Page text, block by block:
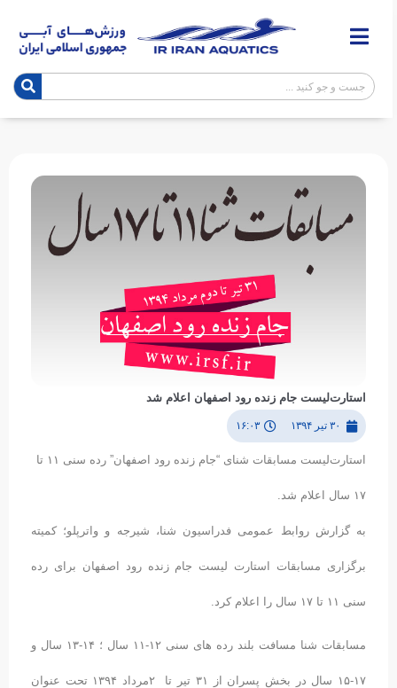
استارت‌لیست جام زنده رود اصفهان اعلام شد
۳۰ تیر ۱۳۹۴ ۱۶:۰۳
استارت‌لیست مسابقات شنای “جام زنده رود اصفهان” رده سنی ۱۱ تا
۱۷ سال اعلام شد.
به گزارش روابط عمومی فدراسیون شنا، شیرجه و واترپلو؛ کمیته
برگزاری مسابقات استارت لیست جام زنده رود اصفهان برای رده
سنی ۱۱ تا ۱۷ سال را اعلام کرد.
مسابقات شنا مسافت بلند رده های سنی ۱۲-۱۱ سال ؛ ۱۴-۱۳ سال و
۱۷-۱۵ سال در بخش پسران از ۳۱ تیر تا ۲مرداد ۱۳۹۴ تحت عنوان